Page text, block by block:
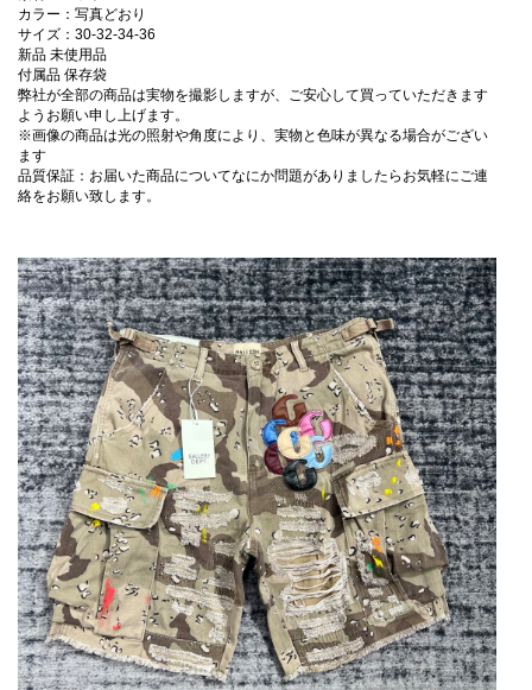
カラー：写真どおり
サイズ：30-32-34-36
新品 未使用品
付属品 保存袋
弊社が全部の商品は実物を撮影しますが、ご安心して買っていただきます
ようお願い申し上げます。
※画像の商品は光の照射や角度により、実物と色味が異なる場合がござい
ます
品質保証：お届いた商品についてなにか問題がありましたらお気軽にご連
絡をお願い致します。